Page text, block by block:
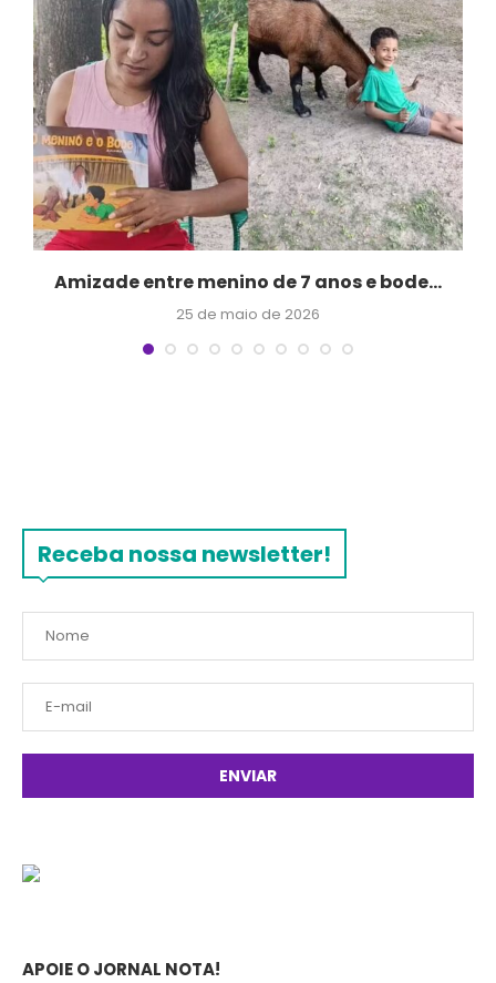
Amizade entre menino de 7 anos e bode...
25 de maio de 2026
Receba nossa newsletter!
APOIE O JORNAL NOTA!